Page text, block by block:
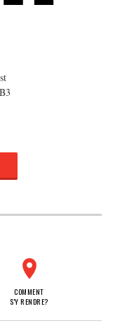
COMMENT
S'Y RENDRE?